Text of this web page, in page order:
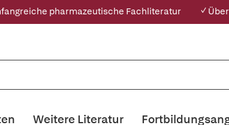
pharmazeutische Fachliteratur ✓
Weitere Literatur